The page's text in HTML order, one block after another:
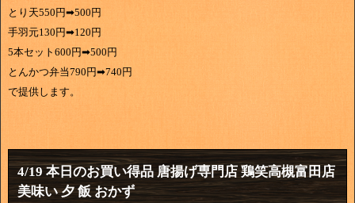
とり天550円➡500円
手羽元130円➡120円
5本セット600円➡500円
とんかつ弁当790円➡740円
で提供します。
4/19 本日のお買い得品 唐揚げ専門店 鶏笑高槻富田店
美味い 夕 飯 おかず